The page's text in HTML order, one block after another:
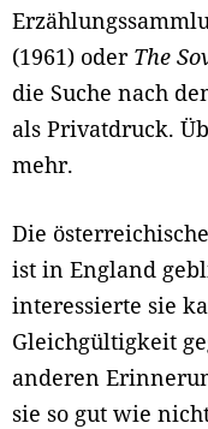
(1961) oder The
die Suche nach
als Privatdruck.
mehr.
Die
ist in England
interessierte sie
Gleichgültigkeit
anderen
sie so gut wie